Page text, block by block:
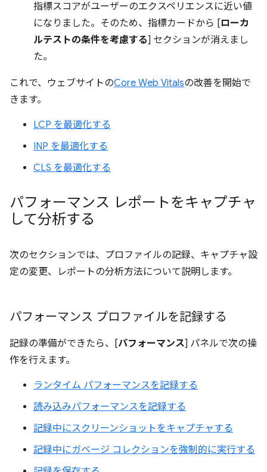
指標スコアがユーザーのエクスペリエンスに近い値
になりました。そのため、指標カードから [ローカ
ルテストの条件を考慮する] セクションが消えまし
た。
これで、ウェブサイトのCore Web Vitalsの改善を開始で
きます。
LCP を最適化する
INP を最適化する
CLS を最適化する
パフォーマンス レポートをキャプチャ
して分析する
次のセクションでは、プロファイルの記録、キャプチャ設
定の変更、レポートの分析方法について説明します。
パフォーマンス プロファイルを記録する
記録の準備ができたら、[パフォーマンス] パネルで次の操
作を行えます。
ランタイム パフォーマンスを記録する
読み込みパフォーマンスを記録する
記録中にスクリーンショットをキャプチャする
記録中にガベージ コレクションを強制的に実行する